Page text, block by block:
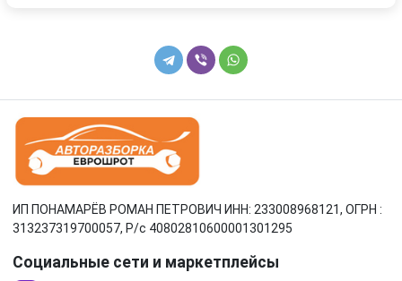
ИП ПОНАМАРЁВ РОМАН ПЕТРОВИЧ ИНН: 233008968121, ОГРН :
313237319700057, Р/c 40802810600001301295
Социальные сети и маркетплейсы